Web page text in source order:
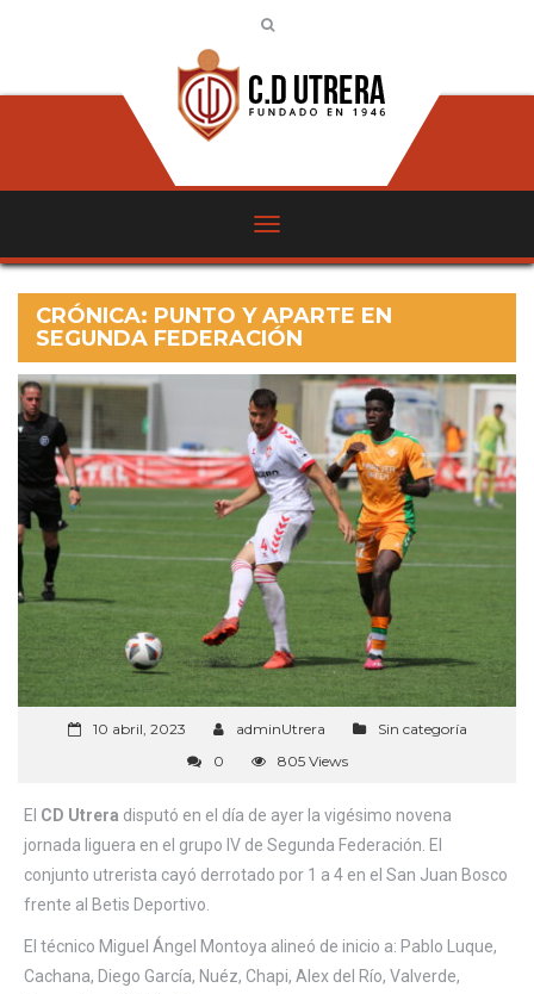
CRÓNICA: PUNTO Y APARTE EN
SEGUNDA FEDERACIÓN
10 abril, 2023 adminUtrera
Sin categoría
0
805 Views
El CD Utrera disputó en el día de ayer la vigésimo novena
jornada liguera en el grupo IV de Segunda Federación. El
conjunto utrerista cayó derrotado por 1 a 4 en el San Juan Bosco
frente al Betis Deportivo.
El técnico Miguel Ángel Montoya alineó de inicio a: Pablo Luque,
Cachana, Diego García, Nuéz, Chapi, Alex del Río, Valverde,